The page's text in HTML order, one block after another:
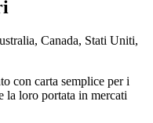
Canada, Stati Uniti,
con carta semplice per i
la loro portata in mercati